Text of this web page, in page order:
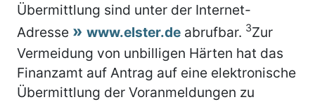
Übermittlung sind unter der Internet-
Adresse
www.elster.de abrufbar. 3Zur
Vermeidung von unbilligen Härten hat das
Finanzamt auf Antrag auf eine elektronische
Übermittlung der Voranmeldungen zu